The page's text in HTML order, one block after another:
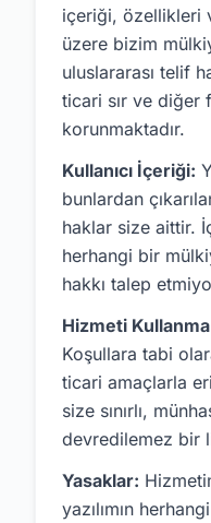
içeriği, özellikleri
üzere bizim
uluslararası telif
ticari sır ve diğer
korunmaktadır.
Kullanıcı İçeriği:
bunlardan
haklar size aittir.
herhangi bir
hakkı talep
Hizmeti Kullanma
Koşullara tabi
ticari amaçlarla
size sınırlı,
devredilemez bir
Yasaklar:
yazılımın